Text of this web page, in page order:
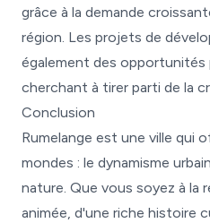
grâce à la demande
région. Les projets de
également des opportunités
cherchant à tirer parti de la
Conclusion
Rumelange est une ville qui
mondes : le dynamisme
nature. Que vous soyez à la
animée, d'une riche histoire